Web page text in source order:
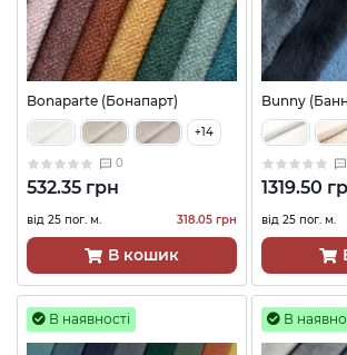
Bonaparte (Бонапарт)
+14
0
532.35 грн
від 25 пог. м. 318.05 грн
В кошик
Bunny
1319.50
від 25 пог. м.
В наявності В